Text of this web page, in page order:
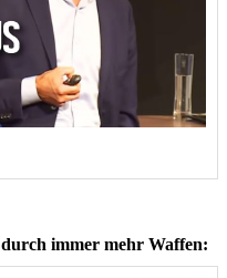
immer mehr Waffen: